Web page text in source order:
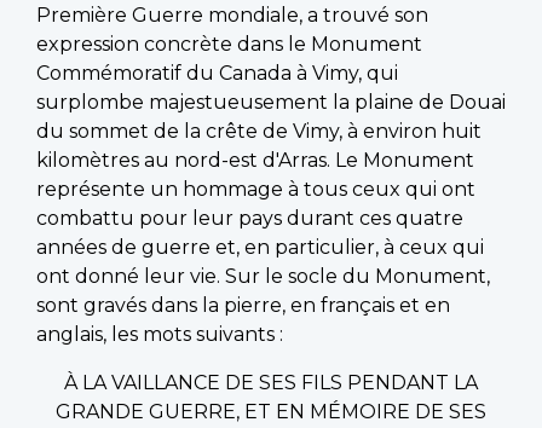
Première Guerre mondiale, a trouvé son
expression concrète dans le Monument
Commémoratif du Canada à Vimy, qui
surplombe majestueusement la plaine de Douai
du sommet de la crête de Vimy, à environ huit
kilomètres au nord-est d'Arras. Le Monument
représente un hommage à tous ceux qui ont
combattu pour leur pays durant ces quatre
années de guerre et, en particulier, à ceux qui
ont donné leur vie. Sur le socle du Monument,
sont gravés dans la pierre, en français et en
anglais, les mots suivants :
À LA VAILLANCE DE SES FILS PENDANT LA
GRANDE GUERRE, ET EN MÉMOIRE DE SES